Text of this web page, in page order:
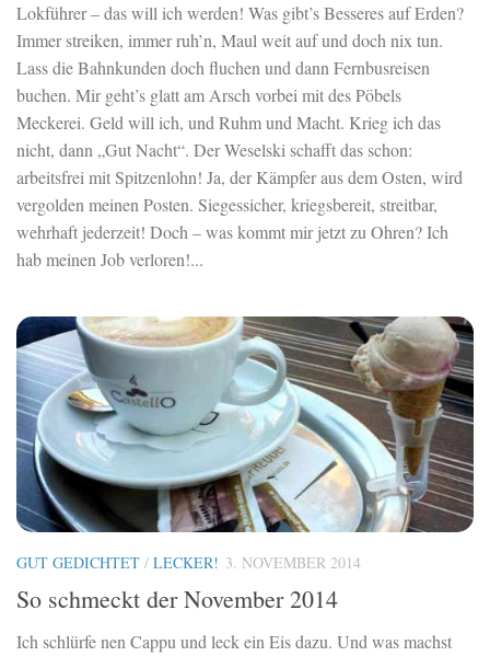
Lokführer – das will ich werden! Was gibt’s Besseres auf Erden?
Immer streiken, immer ruh’n, Maul weit auf und doch nix tun.
Lass die Bahnkunden doch fluchen und dann Fernbusreisen
buchen. Mir geht’s glatt am Arsch vorbei mit des Pöbels
Meckerei. Geld will ich, und Ruhm und Macht. Krieg ich das
nicht, dann „Gut Nacht“. Der Weselski schafft das schon:
arbeitsfrei mit Spitzenlohn! Ja, der Kämpfer aus dem Osten, wird
vergolden meinen Posten. Siegessicher, kriegsbereit, streitbar,
wehrhaft jederzeit! Doch – was kommt mir jetzt zu Ohren? Ich
hab meinen Job verloren!...
GUT GEDICHTET / LECKER! 3. NOVEMBER 2014
So schmeckt der November 2014
Ich schlürfe nen Cappu und leck ein Eis dazu. Und was machst